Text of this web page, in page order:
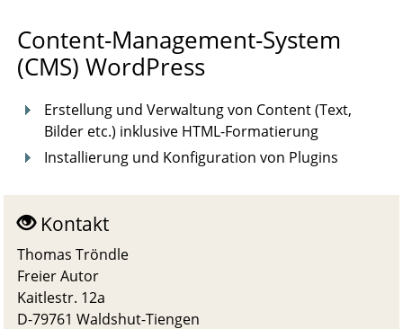
Content-Management-System
(CMS) WordPress
Erstellung und Verwaltung von Content (Text,
Bilder etc.) inklusive HTML-Formatierung
Installierung und Konfiguration von Plugins
Kontakt
Thomas Tröndle
Freier Autor
Kaitlestr. 12a
D-79761 Waldshut-Tiengen